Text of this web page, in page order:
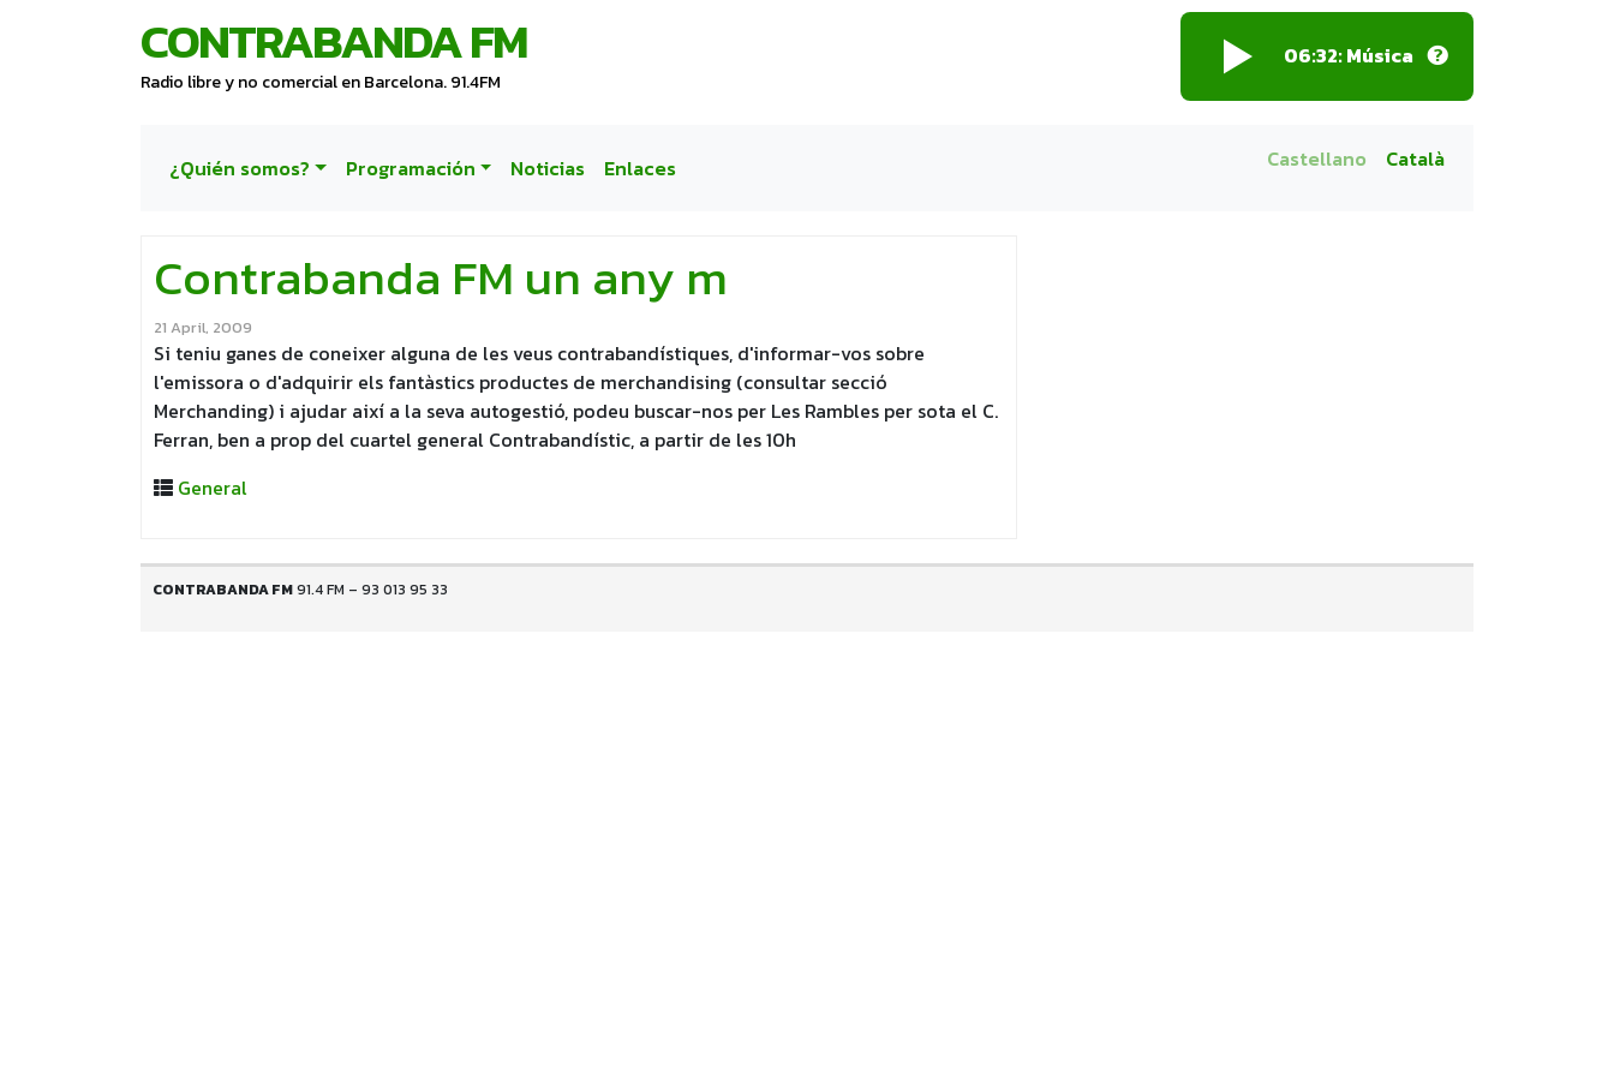
CONTRABANDA FM
Radio libre y no comercial en Barcelona. 91.4FM
06:32: Música
¿Quién somos? Programación Noticias Enlaces Castellano Català
Contrabanda FM un any m
21 April, 2009
Si teniu ganes de coneixer alguna de les veus contrabandístiques, d'informar-vos sobre
l'emissora o d'adquirir els fantàstics productes de merchandising (consultar secció
Merchanding) i ajudar així a la seva autogestió, podeu buscar-nos per Les Rambles per sota el C.
Ferran, ben a prop del cuartel general Contrabandístic, a partir de les 10h
General
CONTRABANDA FM91.4 FM – 93 013 95 33